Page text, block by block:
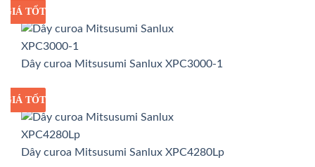
GIÁ SỈ
GIÁ TỐT
Dây curoa Mitsusumi Sanlux XPC3000-1
GIÁ SỈ
GIÁ TỐT
Dây curoa Mitsusumi Sanlux XPC4280Lp